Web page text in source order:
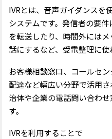
IVRとは、音声ガイダンスを
システムです。発信者の要
を転送したり、時間外には
話にするなど、受電整理に使
お客様相談窓口、コールセ
配達など幅広い分野で活用
治体や企業の電話問い合わ
す。
IVRを利用することで